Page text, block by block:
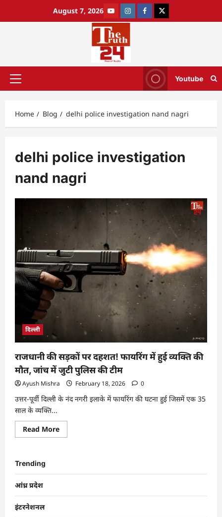
August 7, 2026
Youtube
Home Blog delhi police investigation nand nagri
delhi police investigation
nand nagri
दिल्ली
राजधानी की सड़कों पर दहशत! फायरिंग में हुई व्यक्ति की
मौत, जांच में जुटी पुलिस की टीम
Ayush Mishra February 18, 2026 0
उत्तर-पूर्वी दिल्ली के नंद नगरी इलाके में फायरिंग की घटना हुई जिसमें एक 35
साल के व्यक्ति...
Read More
Trending
आंध्र प्रदेश
इंटरनेशनल